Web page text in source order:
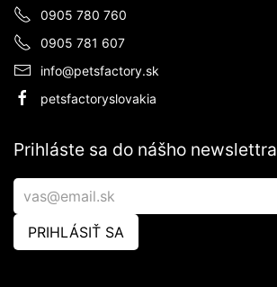
0905 780 760
0905 781 607
info@petsfactory.sk
petsfactoryslovakia
Prihláste sa do nášho newslettra
PRIHLÁSIŤ SA